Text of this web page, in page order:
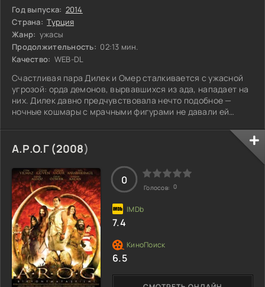
Год выпуска: 2014
Страна: Турция
Жанр: ужасы
Продолжительность: 02:13 мин.
Качество: WEB-DL
Счастливая пара Дилек и Омер сталкивается с ужасной
угрозой: орда демонов, вырвавшихся из ада, нападает на
них. Дилек давно предчувствовала нечто подобное —
ночные кошмары с мрачными фигурами не давали ей
невыносимым. Теперь им предстоит не только сражаться
за свою жизнь, но и разобраться в том, что происходит, и
почему это связано именно с ней. Что скрывают её
видения и что на самом деле хотят эти существа?
А.Р.О.Г (2008)
0
Голосов: 0
7.4
6.5